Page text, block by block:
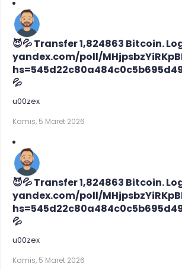
😈💦 Transfer 1,824863 Bitcoin.
yandex.com/poll/
💦
u00zex
Kamis, 5 Maret 2026
😈💦 Transfer 1,824863 Bitcoin.
yandex.com/poll/
💦
u00zex
Kamis, 5 Maret 2026